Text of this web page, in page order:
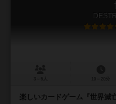
楽しいカードゲーム『世界滅亡